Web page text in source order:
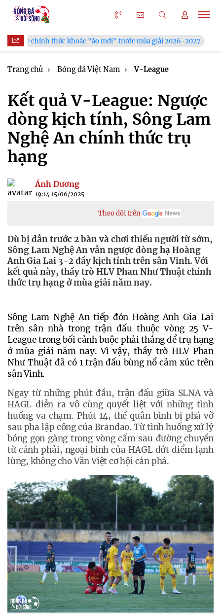
"áo mới" trước mùa giải 2026-2027 Xã Hùng Châu tưng
Trang chủ Bóng đá Việt Nam V-League
Kết quả V-League: Ngược
dòng kịch tính, Sông Lam
Nghệ An chính thức trụ
hạng
Ánh Dương
19:14 15/06/2025
Theo dõi trên
Dù bị dẫn trước 2 bàn và chơi thiếu người từ sớm,
Sông Lam Nghệ An vẫn ngược dòng hạ Hoàng
Anh Gia Lai 3-2 đầy kịch tính trên sân Vinh. Với
kết quả này, thầy trò HLV Phan Như Thuật chính
thức trụ hạng ở mùa giải năm nay.
Sông Lam Nghệ An tiếp đón Hoàng Anh Gia Lai
trên sân nhà trong trận đấu thuộc vòng 25 V-
League trong bối cảnh buộc phải thắng để trụ hạng
ở mùa giải năm nay. Vì vậy, thầy trò HLV Phan
Như Thuật đã có 1 trận đấu bùng nổ cảm xúc trên
sân Vinh.
Ngay từ những phút đầu, trận đấu giữa SLNA và
HAGL diễn ra vô cùng quyết liệt với những tình
huống va chạm. Phút 14, thế quân bình bị phá vỡ
sau pha lập công của Brandao. Từ tình huống xử lý
bóng gọn gàng trong vòng cấm sau đường chuyền
từ cánh phải, ngoại binh của HAGL dứt điểm lạnh
lùng, không cho Văn Việt cơ hội cản phá.